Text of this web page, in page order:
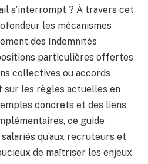
s’interrompt ? À travers cet
les mécanismes
des Indemnités
particulières offertes
collectives ou accords
sur les règles actuelles en
concrets et des liens
ce guide
salariés qu’aux recruteurs et
de maîtriser les enjeux